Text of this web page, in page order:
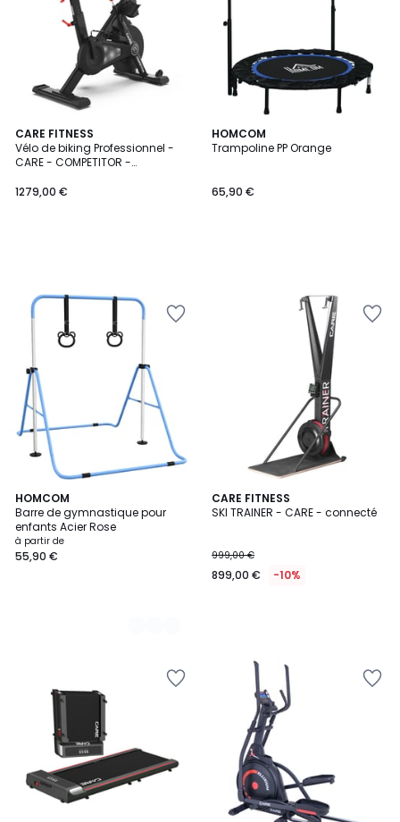
CARE FITNESS
Vélo de biking Professionnel -
CARE - COMPETITOR -
1279,00 €
HOMCOM
Trampoline PP Orange
65,90 €
HOMCOM
Barre de gymnastique pour
enfants Acier Rose
à partir de
55,90 €
3
Couleurs
CARE FITNESS
SKI TRAINER - CARE - connecté
999,00 €
899,00 € -10%